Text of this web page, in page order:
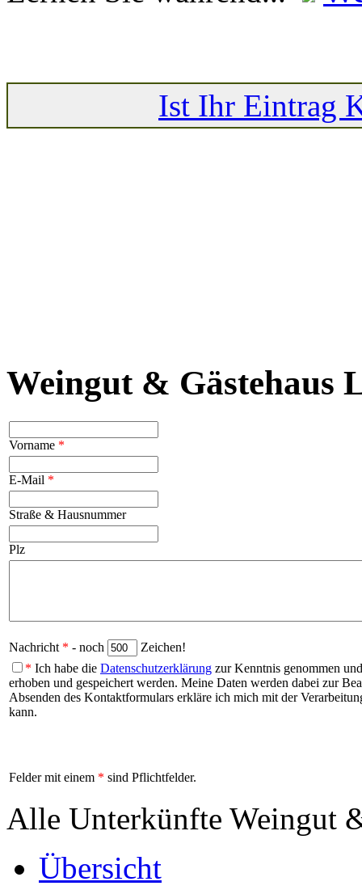
Ist Ihr Eintrag
Weingut & Gästehaus
Vorname *
E-Mail *
Straße & Hausnummer
Plz
Nachricht * - noch
Zeichen!
* Ich habe die Datenschutzerklärung zur Kenntnis genommen
erhoben und gespeichert werden. Meine Daten werden dabei zur
Absenden des Kontaktformulars erkläre ich mich mit der
kann.
Felder mit einem * sind Pflichtfelder.
Alle Unterkünfte Weingut
Übersicht